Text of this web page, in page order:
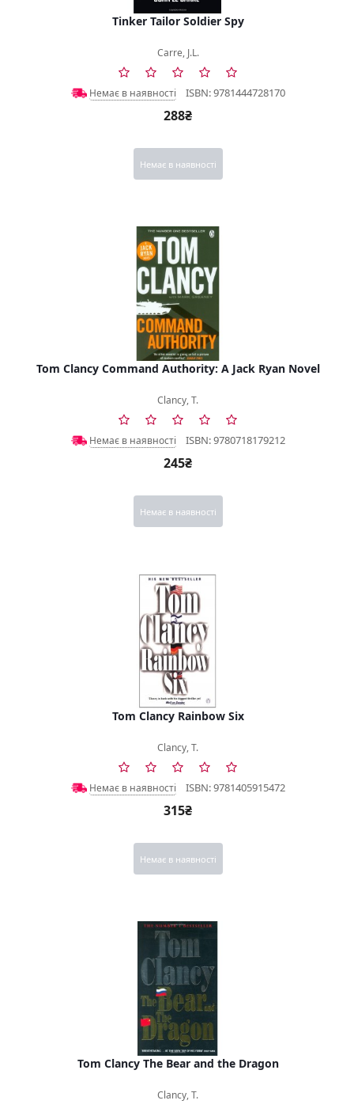
Tinker Tailor Soldier Spy
Carre, J.L.
Немає в наявності ISBN: 9781444728170
288₴
Немає в наявності
Tom Clancy Command Authority: A Jack Ryan Novel
Clancy, T.
Немає в наявності ISBN: 9780718179212
245₴
Немає в наявності
Tom Clancy Rainbow Six
Clancy, T.
Немає в наявності ISBN: 9781405915472
315₴
Немає в наявності
Tom Clancy The Bear and the Dragon
Clancy, T.